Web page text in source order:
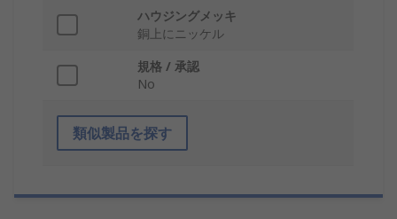
ハウジングメッキ
銅上にニッケル
規格 / 承認
No
類似製品を探す